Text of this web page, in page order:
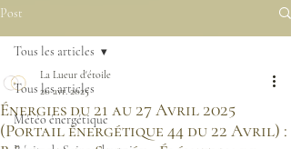
Post
Tous les articles
Météo énergétique
Tous les articles
Énergies du 21 au 27 Avril 2025
(Portail énergétique 44 du 22 Avril) :
La Lueur d'étoile
20 avr. 2025